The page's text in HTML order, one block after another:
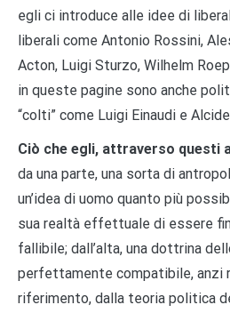
egli ci introduce alle idee di
liberali come Antonio Rossini,
Acton, Luigi Sturzo, Wilhelm
in queste pagine sono anche
“colti” come Luigi Einaudi e
Ciò che egli, attraverso questi
da una parte, una sorta di
un’idea di uomo quanto più
sua realtà effettuale di essere
fallibile; dall’alta, una dottrina
perfettamente compatibile, anzi
riferimento, dalla teoria politica